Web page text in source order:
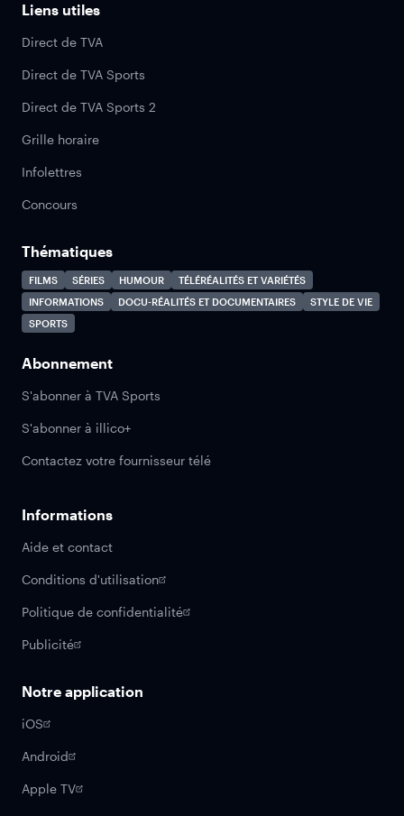
Liens utiles
Direct de TVA
Direct de TVA Sports
Direct de TVA Sports 2
Grille horaire
Infolettres
Concours
Thématiques
FILMS SÉRIES HUMOUR
TÉLÉRÉALITÉS ET VARIÉTÉS
INFORMATIONS
DOCU-RÉALITÉS ET DOCUMENTAIRES
STYLE DE VIE
SPORTS
Abonnement
S'abonner à TVA Sports
S'abonner à illico+
Contactez votre fournisseur télé
Informations
Aide et contact
Conditions d'utilisation
Politique de confidentialité
Publicité
Notre application
iOS
Android
Apple TV